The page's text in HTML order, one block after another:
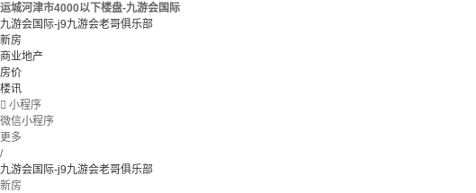
运城河津市4000以下楼盘-九游会国际
九游会国际-j9九游会老哥俱乐部
新房
商业地产
房价
楼讯
 小程序
微信小程序
更多
/
九游会国际-j9九游会老哥俱乐部
新房